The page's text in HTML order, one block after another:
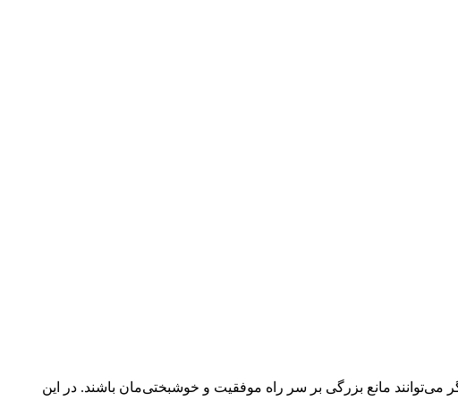
می‌توانند مانع بزرگی بر سر راه موفقیت و خوشبختی‌مان باشند. در این